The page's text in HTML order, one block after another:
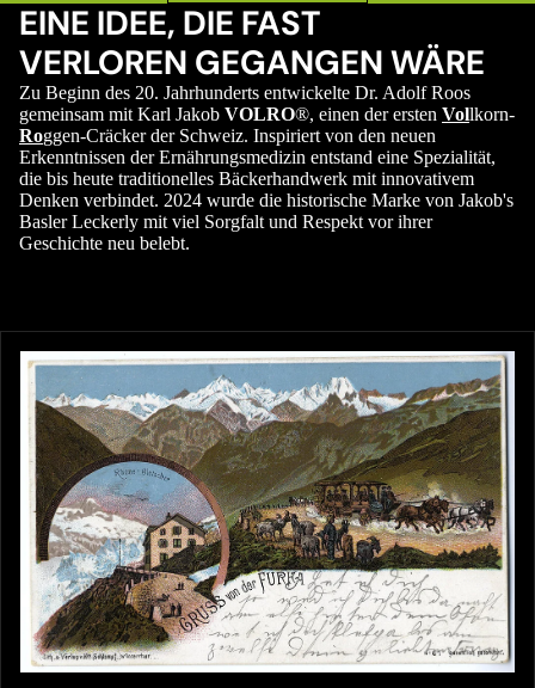
EINE IDEE, DIE FAST
VERLOREN GEGANGEN WÄRE
Zu Beginn des 20. Jahrhunderts entwickelte Dr. Adolf Roos
gemeinsam mit Karl Jakob VOLRO®, einen der ersten Vollkorn-
Roggen-Cräcker der Schweiz. Inspiriert von den neuen
Erkenntnissen der Ernährungsmedizin entstand eine Spezialität,
die bis heute traditionelles Bäckerhandwerk mit innovativem
Denken verbindet. 2024 wurde die historische Marke von Jakob's
Basler Leckerly mit viel Sorgfalt und Respekt vor ihrer
Geschichte neu belebt.